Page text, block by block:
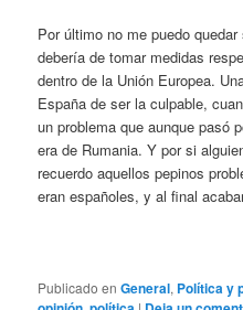
Por último no me puedo
debería de tomar medidas
dentro de la Unión Europea.
España de ser la culpable,
un problema que aunque pasó
era de Rumania. Y por si
recuerdo aquellos pepinos
eran españoles, y al final
Publicado en General, Política y